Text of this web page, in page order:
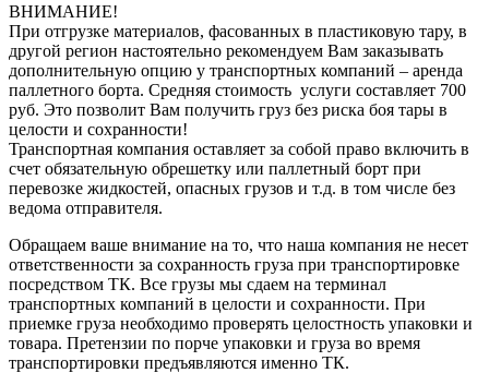
ВНИМАНИЕ!
При отгрузке материалов, фасованных в пластиковую тару, в
другой регион настоятельно рекомендуем Вам заказывать
дополнительную опцию у транспортных компаний – аренда
паллетного борта. Средняя стоимость услуги составляет 700
руб. Это позволит Вам получить груз без риска боя тары в
целости и сохранности!
Транспортная компания оставляет за собой право включить в
счет обязательную обрешетку или паллетный борт при
перевозке жидкостей, опасных грузов и т.д. в том числе без
ведома отправителя.
Обращаем ваше внимание на то, что наша компания не несет
ответственности за сохранность груза при транспортировке
посредством ТК. Все грузы мы сдаем на терминал
транспортных компаний в целости и сохранности. При
приемке груза необходимо проверять целостность упаковки и
товара. Претензии по порче упаковки и груза во время
транспортировки предъявляются именно ТК.